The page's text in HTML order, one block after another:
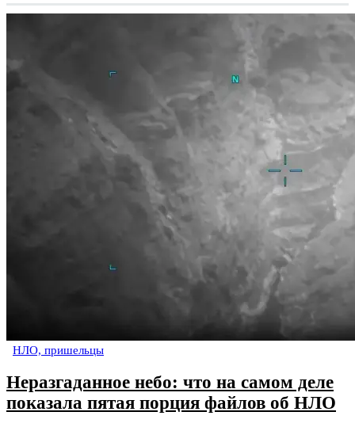
НЛО, пришельцы
Неразгаданное небо: что на самом деле
показала пятая порция файлов об НЛО